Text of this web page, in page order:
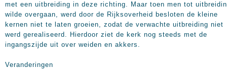
met een uitbreiding in deze richting. Maar toen men tot
wilde overgaan, werd door de Rijksoverheid besloten de kleine
kernen niet te laten groeien, zodat de verwachte uitbreiding niet
werd gerealiseerd. Hierdoor ziet de kerk nog steeds met de
ingangszijde uit over weiden en akkers.
Veranderingen